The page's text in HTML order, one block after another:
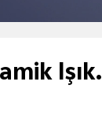
Işık.